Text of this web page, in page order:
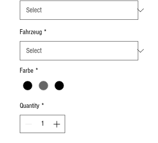
Fahrzeug *
Farbe *
Quantity *